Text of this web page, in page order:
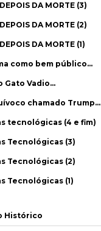
DA MORTE (3)
DA MORTE (2)
DA MORTE (1)
como bem público…
Gato Vadio…
chamado Trump…
tecnológicas (4 e fim)
Tecnológicas (3)
Tecnológicas (2)
Tecnológicas (1)
Histórico